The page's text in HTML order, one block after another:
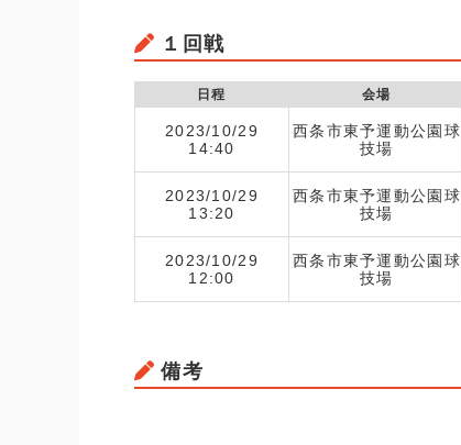
１回戦
日程 会場
2023/10/29
14:40
西条市東予運動公園球
技場
2023/10/29
13:20
西条市東予運動公園球
技場
2023/10/29
12:00
西条市東予運動公園球
技場
備考